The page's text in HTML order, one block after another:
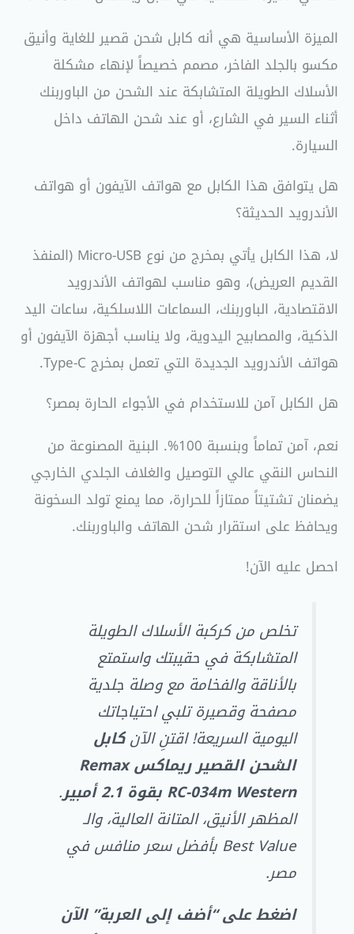
الميزة الأساسية هي أنه كابل شحن قصير للغاية وأنيق
مكسو بالجلد الفاخر، مصمم خصيصاً لإنهاء مشكلة
الأسلاك الطويلة المتشابكة عند الشحن من الباوربنك
أثناء السير في الشارع، أو عند شحن الهاتف داخل
السيارة.
هل يتوافق هذا الكابل مع هواتف الآيفون أو هواتف
الأندرويد الحديثة؟
لا، هذا الكابل يأتي بمخرج من نوع Micro-USB (المنفذ
القديم العريض)، وهو مناسب لهواتف الأندرويد
الاقتصادية، الباوربنك، السماعات اللاسلكية، ساعات اليد
الذكية، والمصابيح اليدوية، ولا يناسب أجهزة الآيفون أو
هواتف الأندرويد الجديدة التي تعمل بمخرج Type-C.
هل الكابل آمن للاستخدام في الأجواء الحارة بمصر؟
نعم، آمن تماماً وبنسبة 100%. البنية المصنوعة من
النحاس النقي عالي التوصيل والغلاف الجلدي الخارجي
يضمنان تشتيتاً ممتازاً للحرارة، مما يمنع تولد السخونة
ويحافظ على استقرار شحن الهاتف والباوربنك.
احصل عليه الآن!
تخلص من كركبة الأسلاك الطويلة
المتشابكة في حقيبتك واستمتع
بالأناقة والفخامة مع وصلة جلدية
مصفحة وقصيرة تلبي احتياجاتك
اليومية السريعة! اقتنِ الآنكابل
الشحن القصير ريماكس Remax
RC-034m Western بقوة 2.1 أمبير
.
المظهر الأنيق، المتانة العالية، والـ
Best Value بأفضل سعر منافس في
مصر.
اضغط على “أضف إلى العربة” الآن